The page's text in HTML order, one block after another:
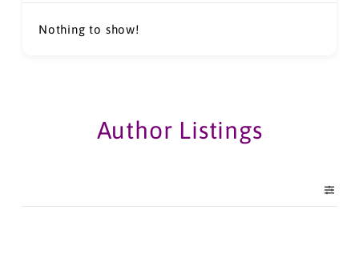
Nothing to show!
Author Listings